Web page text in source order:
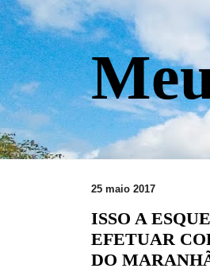
25 maio 2017
ISSO A
EFETUAR
DO